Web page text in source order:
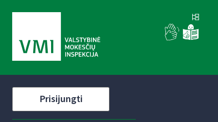
Prisijungti